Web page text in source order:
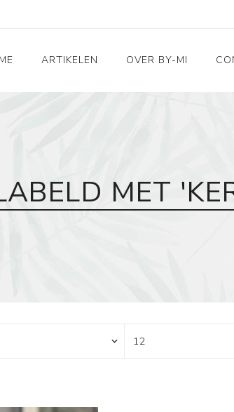
ARTIKELEN
Leuk voor kids
OVER BY-MI
MET